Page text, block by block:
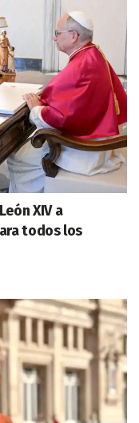
XIV a
todos los